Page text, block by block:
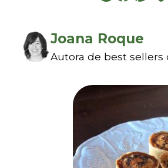
Joana Roque
Autora de best sellers